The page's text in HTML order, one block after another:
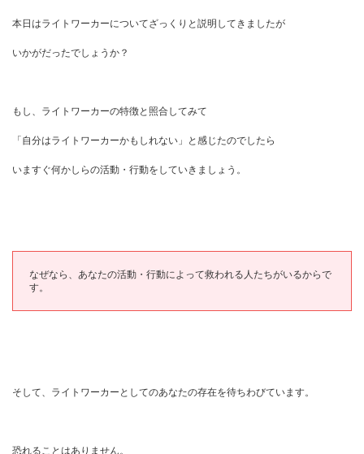
本日はライトワーカーについてざっくりと説明してきましたが
いかがだったでしょうか？
もし、ライトワーカーの特徴と照合してみて
「自分はライトワーカーかもしれない」と感じたのでしたら
いますぐ何かしらの活動・行動をしていきましょう。
なぜなら、あなたの活動・行動によって救われる人たちがいるからで
す。
そして、ライトワーカーとしてのあなたの存在を待ちわびています。
恐れることはありません。